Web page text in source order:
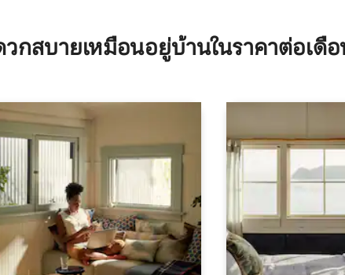
าก 5, 10 รีวิว
วกสบายเหมือนอยู่บ้านในราคาต่อเดื